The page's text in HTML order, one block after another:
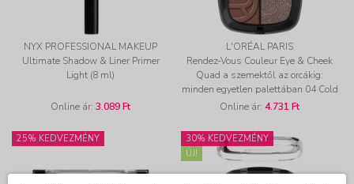
NYX PROFESSIONAL MAKEUP
Ultimate Shadow & Liner Primer
Light (8 ml)
Online ár: 3.089 Ft
L'ORÉAL PARIS
Rendez-Vous Couleur Eye & Cheek
Quad a szemektől az orcákig:
minden egyetlen palettában 04 Cold
Platinum
Online ár: 4.731 Ft
25% KEDVEZMÉNY
30% KEDVEZMÉNY
ÚJ!